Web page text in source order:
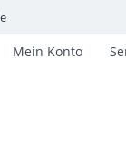
Mein Konto